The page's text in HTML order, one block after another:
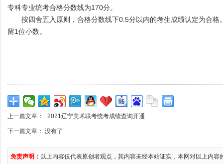
专科专业统考合格分数线为170分。
按四舍五入原则，合格分数线下0.5分以内的考生成绩认定为合格
留1位小数。
上一篇文章： 2021辽宁美术联考统考成绩查询开通
下一篇文章： 没有了
免责声明： 以上内容仅代表原创者观点，其内容未经本站证实，本网对以上内